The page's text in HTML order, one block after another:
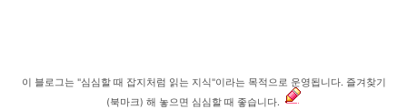
이 블로그는 "심심할 때 잡지처럼 읽는 지식"이라는 목적으로 운영됩니다. 즐겨찾기
(북마크) 해 놓으면 심심할 때 좋습니다.